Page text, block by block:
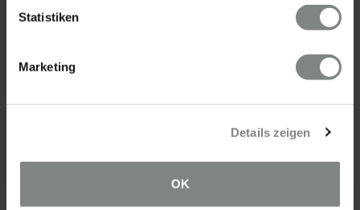
Statistiken
Marketing
Details zeigen
OK
Mail:info@eschenauer-partner.de
Eschenauer & Partner Immobilien
Immobilien Wiesbaden
Wasserrolle 16, 65201 Wiesbaden